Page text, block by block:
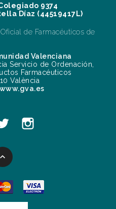
9374
Díaz (44519417L)
de Farmacéuticos de
Valenciana
Servicio de Ordenación,
Farmacéuticos
València
www.gva.es
